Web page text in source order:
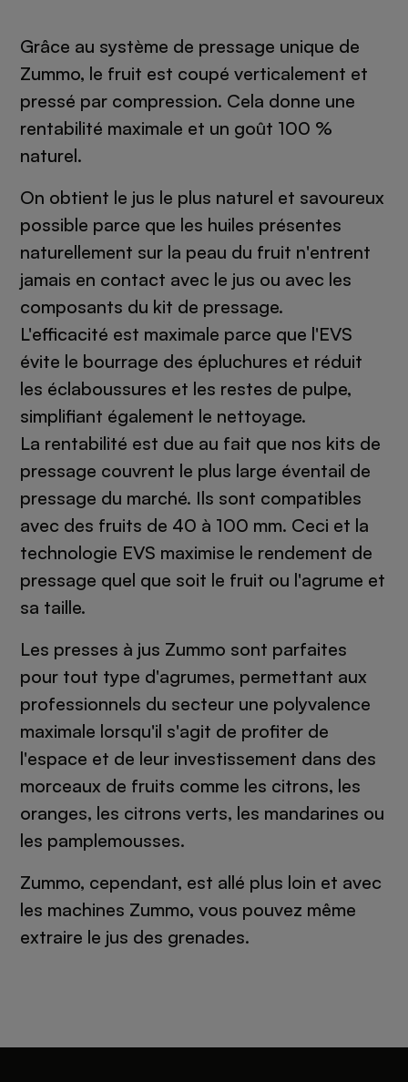
Grâce au système de pressage unique de
Zummo, le fruit est coupé verticalement et
pressé par compression. Cela donne une
rentabilité maximale et un goût 100 %
naturel.
On obtient le jus le plus naturel et savoureux
possible parce que les huiles présentes
naturellement sur la peau du fruit n'entrent
jamais en contact avec le jus ou avec les
composants du kit de pressage.
L'efficacité est maximale parce que l'EVS
évite le bourrage des épluchures et réduit
les éclaboussures et les restes de pulpe,
simplifiant également le nettoyage.
La rentabilité est due au fait que nos kits de
pressage couvrent le plus large éventail de
pressage du marché. Ils sont compatibles
avec des fruits de 40 à 100 mm. Ceci et la
technologie EVS maximise le rendement de
pressage quel que soit le fruit ou l'agrume et
sa taille.
Les presses à jus Zummo sont parfaites
pour tout type d'agrumes, permettant aux
professionnels du secteur une polyvalence
maximale lorsqu'il s'agit de profiter de
l'espace et de leur investissement dans des
morceaux de fruits comme les citrons, les
oranges, les citrons verts, les mandarines ou
les pamplemousses.
Zummo, cependant, est allé plus loin et avec
les machines Zummo, vous pouvez même
extraire le jus des grenades.